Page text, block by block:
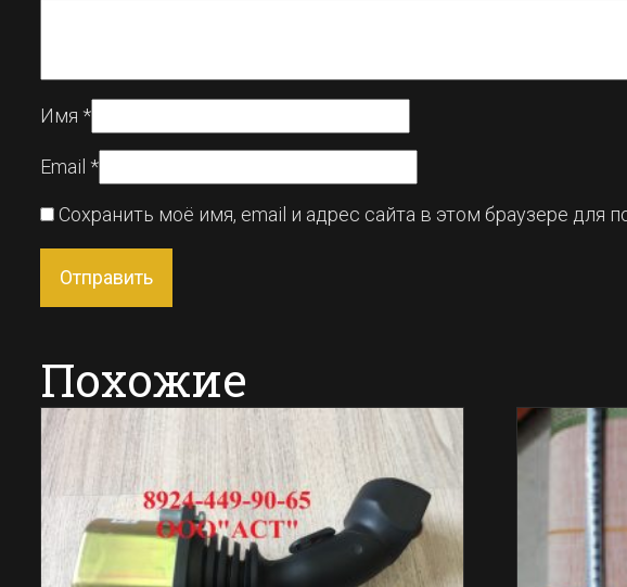
Имя *
Email *
Сохранить моё имя, email и адрес сайта в этом браузере
Похожие